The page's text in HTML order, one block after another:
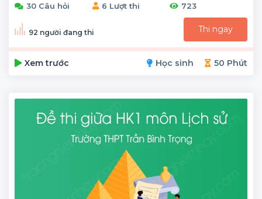
30 Câu hỏi 6 Lượt thi 723
92 người đang thi Thi ngay
Xem trước Học sinh 50 Phút